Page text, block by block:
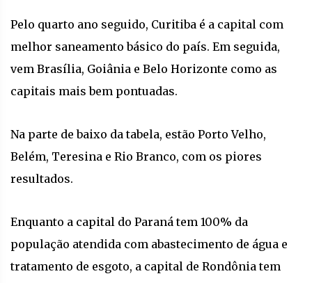
Pelo quarto ano seguido, Curitiba é a capital com
melhor saneamento básico do país. Em seguida,
vem Brasília, Goiânia e Belo Horizonte como as
capitais mais bem pontuadas.
Na parte de baixo da tabela, estão Porto Velho,
Belém, Teresina e Rio Branco, com os piores
resultados.
Enquanto a capital do Paraná tem 100% da
população atendida com abastecimento de água e
tratamento de esgoto, a capital de Rondônia tem